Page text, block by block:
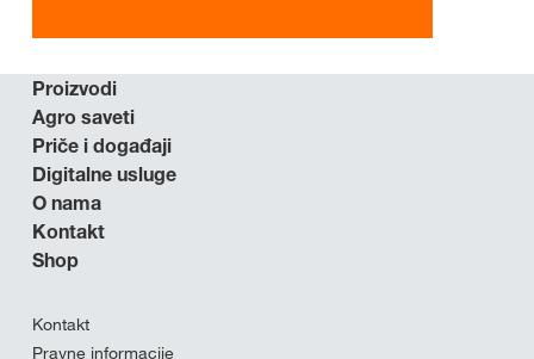
Proizvodi
Agro saveti
Priče i događaji
Digitalne usluge
O nama
Kontakt
Shop
Kontakt
Pravne informacije